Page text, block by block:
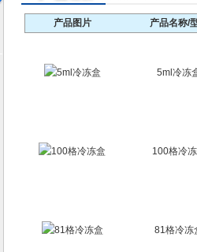
产品图片 产品名称/
5ml冷冻
100格冷
81格冷冻